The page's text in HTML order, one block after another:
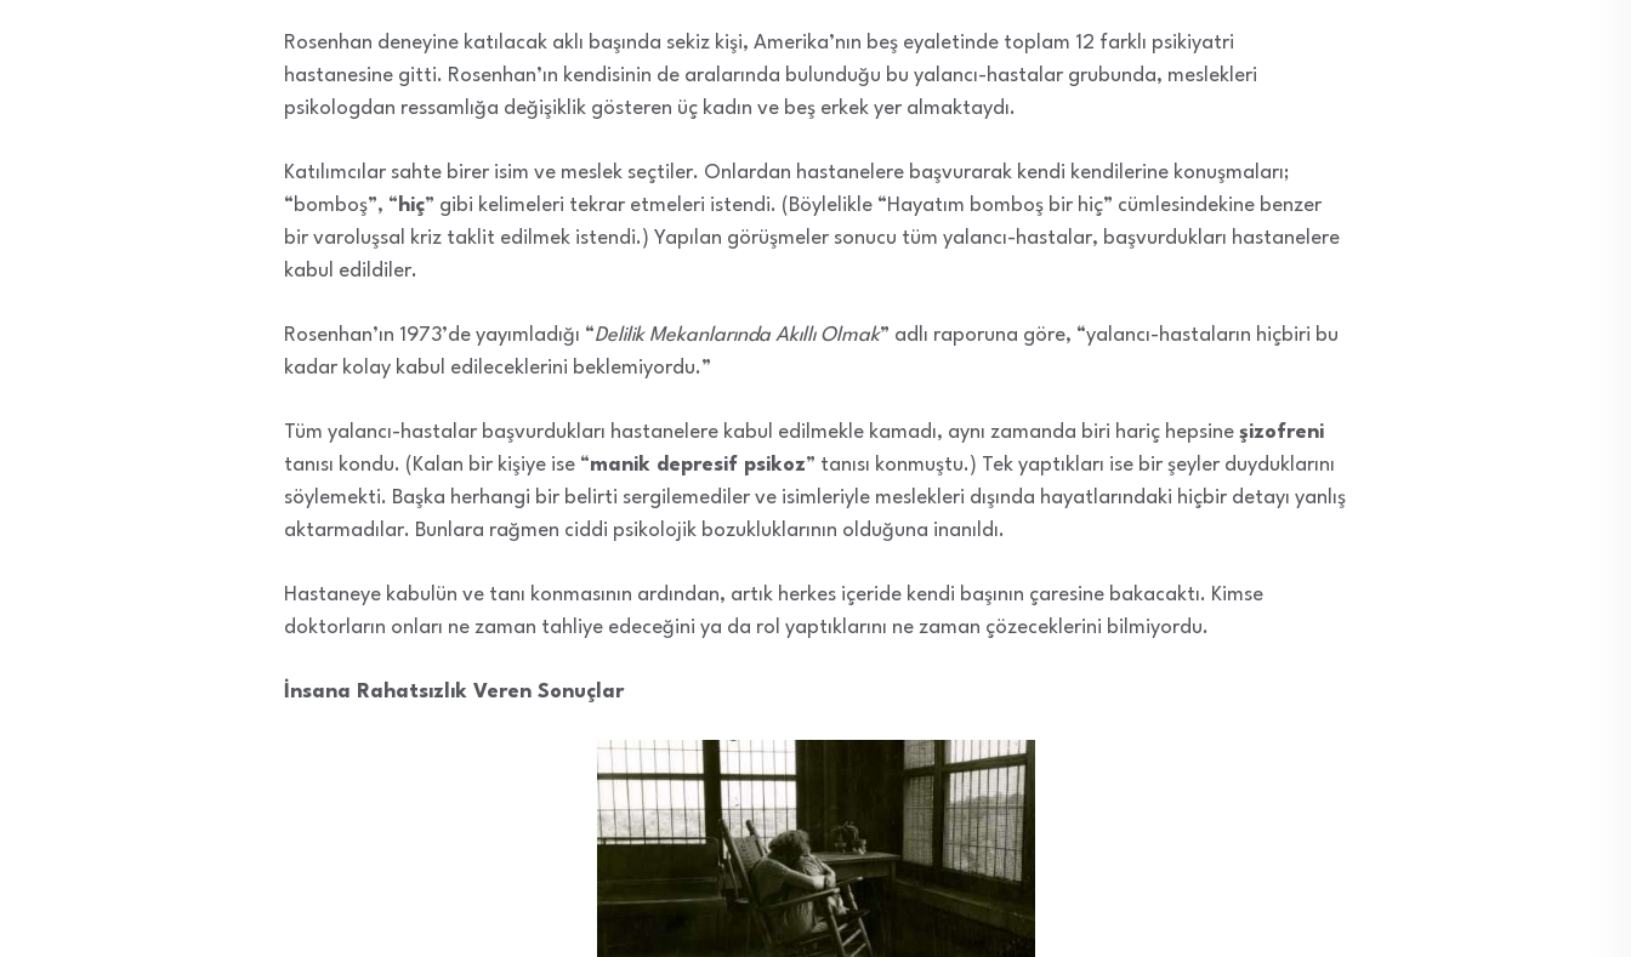
Rosenhan deneyine katılacak aklı başında sekiz kişi, Amerika’nın beş eyaletinde toplam 12 farklı psikiyatri
hastanesine gitti. Rosenhan’ın kendisinin de aralarında bulunduğu bu yalancı-hastalar grubunda, meslekleri
psikologdan ressamlığa değişiklik gösteren üç kadın ve beş erkek yer almaktaydı.
Katılımcılar sahte birer isim ve meslek seçtiler. Onlardan hastanelere başvurarak kendi kendilerine konuşmaları;
“bomboş”, “ hiç” gibi kelimeleri tekrar etmeleri istendi. (Böylelikle “Hayatım bomboş bir hiç” cümlesindekine benzer
bir varoluşsal kriz taklit edilmek istendi.) Yapılan görüşmeler sonucu tüm yalancı-hastalar, başvurdukları hastanelere
kabul edildiler.
Rosenhan’ın 1973’de yayımladığı “Delilik Mekanlarında Akıllı Olmak” adlı raporuna göre, “yalancı-hastaların hiçbiri bu
kadar kolay kabul edileceklerini beklemiyordu.”
Tüm yalancı-hastalar başvurdukları hastanelere kabul edilmekle kamadı, aynı zamanda biri hariç hepsine şizofreni
tanısı kondu. (Kalan bir kişiye ise “manik depresif psikoz” tanısı konmuştu.) Tek yaptıkları ise bir şeyler duyduklarını
söylemekti. Başka herhangi bir belirti sergilemediler ve isimleriyle meslekleri dışında hayatlarındaki hiçbir detayı yanlış
aktarmadılar. Bunlara rağmen ciddi psikolojik bozukluklarının olduğuna inanıldı.
Hastaneye kabulün ve tanı konmasının ardından, artık herkes içeride kendi başının çaresine bakacaktı. Kimse
doktorların onları ne zaman tahliye edeceğini ya da rol yaptıklarını ne zaman çözeceklerini bilmiyordu.
İnsana Rahatsızlık Veren Sonuçlar